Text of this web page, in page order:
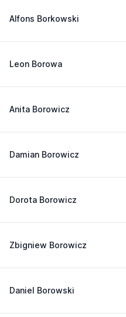
Alfons Borkowski
Leon Borowa
Anita Borowicz
Damian Borowicz
Dorota Borowicz
Zbigniew Borowicz
Daniel Borowski